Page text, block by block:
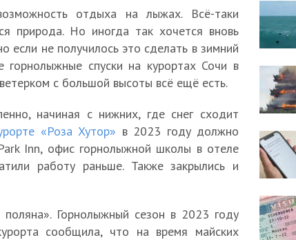
отдыха на лыжах. Всё-таки
природа. Но иногда так хочется вновь
если не получилось это сделать в зимний
горнолыжные спуски на курортах Сочи в
с большой высоты всё ещё есть.
начиная с нижних, где снег сходит
«Роза Хутор» в 2023 году должно
Inn, офис горнолыжной школы в отеле
работу раньше. Также закрылись и
Горнолыжный сезон в 2023 году
сообщила, что на время майских